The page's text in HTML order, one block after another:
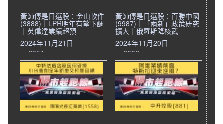
黃師傅是日選股：金山軟件
(3888)｜LPR明年有望下調
｜英偉達業績超預
2024年11月21日
2951
黃師傅是日選股：百勝中國
(9987)｜「兩新」政策研究
擴大｜俄羅斯降核武
2024年11月20日
2002